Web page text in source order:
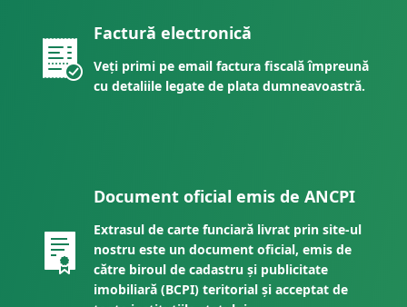
Factură electronică
Veți primi pe email factura fiscală împreună
cu detaliile legate de plata dumneavoastră.
Document oficial emis de ANCPI
Extrasul de carte funciară livrat prin site-ul
nostru este un document oficial, emis de
către biroul de cadastru și publicitate
imobiliară (BCPI) teritorial și acceptat de